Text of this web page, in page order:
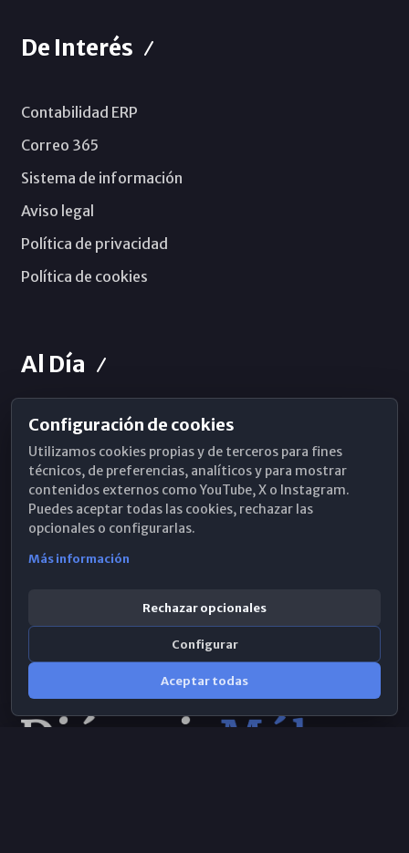
De Interés
Contabilidad ERP
Correo 365
Sistema de información
Aviso legal
Política de privacidad
Política de cookies
Al Día
Horarios de Misa
Hemeroteca
WhatsApp
Configuración de cookies
Utilizamos cookies propias y de terceros para fines
técnicos, de preferencias, analíticos y para mostrar
contenidos externos como YouTube, X o Instagram.
Puedes aceptar todas las cookies, rechazar las
opcionales o configurarlas.
Más información
Rechazar opcionales
Configurar
Aceptar todas